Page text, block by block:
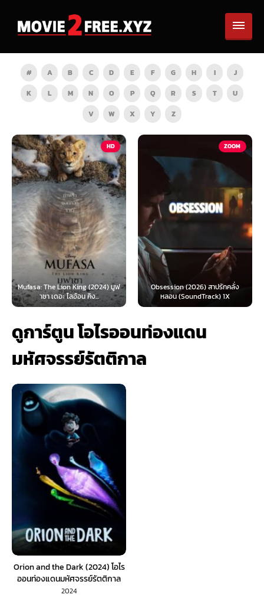
# A B C D E F G H I
J
K
L M N O P Q R S T
U
V
W X Y Z
HD
(2024) มูฟ
อน คิง...
Obsession (2026) สาปรักคลั่ง
หลอน (SoundTrack) 1X
Survive (2024) ต้อ
ดูการ์ตูน โอไรออนท่องแดน
มหัศจรรย์รัตติกาล
Orion and the Dark (2024) โอไร
ออนท่องแดนมหัศจรรย์รัตติกาล
(พากย์ไทย)
2024